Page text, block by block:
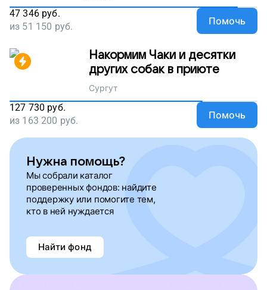
47 346 руб.
из 51 150 руб. Помочь
Накормим Чаки и десятки
других собак в приюте
Сургут
127 730 руб.
из 163 200 руб. Помочь
Нужна помощь?
Мы собрали каталог
проверенных фондов: найдите
поддержку или помогите тем,
кто в ней нуждается
Найти фонд